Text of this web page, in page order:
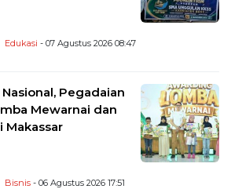
Edukasi - 07 Agustus 2026 08:47
Pegadaian
Mewarnai dan
Makassar
Bisnis - 06 Agustus 2026 17:51